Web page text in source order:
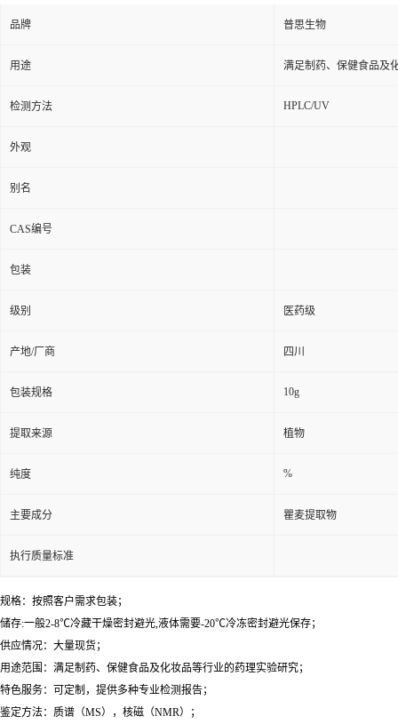
品牌 普思生物
用途 满足制药、保健食品及
检测方法 HPLC/UV
外观
别名
CAS编号
包装
级别 医药级
产地/厂商 四川
包装规格 10g
提取来源 植物
纯度 %
主要成分 瞿麦提取物
执行质量标准
规格：按照客户需求包装；
储存:一般2-8℃冷藏干燥密封避光,液体需要-20℃冷冻密封避光保存；
供应情况：大量现货；
用途范围：满足制药、保健食品及化妆品等行业的药理实验研究；
特色服务：可定制，提供多种专业检测报告；
鉴定方法：质谱（MS），核磁（NMR）；